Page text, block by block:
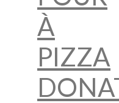
À
PIZZA